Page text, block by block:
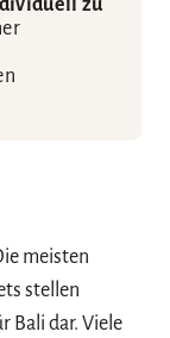
zu
meisten
stellen
Bali dar. Viele